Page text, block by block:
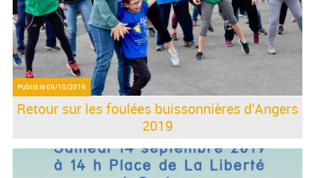
Publié le09/10/2019
Retour sur les foulées buissonnières d'Angers
2019